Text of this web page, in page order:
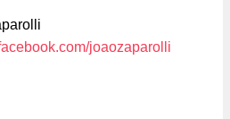
joaozaparolli